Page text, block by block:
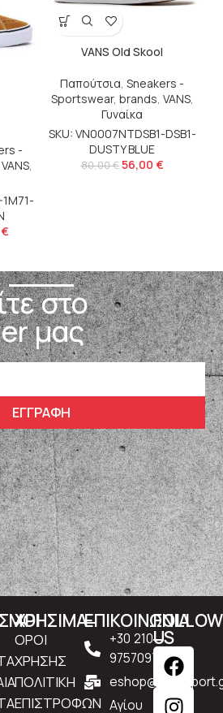
-
VANS,
€
VANS Old Skool
Παπούτσια Sneakers -
Sportswear, brands VANS,
Γυναίκα
SKU: VN0007NTDSB1-DSB1-
DUSTY BLUE
80,00€ 56,00 €
στο
μας
ΕΓΓΡΑΦΗ
ΧΡΗΣΙΜΑ
ΟΡΟΙ
ΧΡΗΣΗΣ
ΠΟΛΙΤΙΚΗ
ΕΠΙΣΤΡΟΦΩΝ
ΕΠΙΚΟΙΝΩΝΙΑ
+30 210
9757097
Αγίου
FOLLOW
US